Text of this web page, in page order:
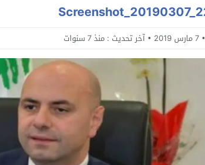
7 مارس 2019 آخر تحديث : منذ 7 سنوات